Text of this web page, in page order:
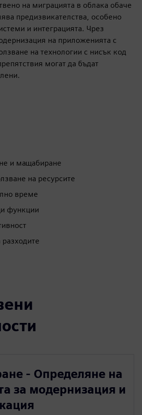
на миграцията в облака обаче
предизвикателства, особено
и интеграцията. Чрез
на приложенията с
на технологии с нисък код
могат да бъдат
и мащабиране
на ресурсите
време
функции
- Определяне на
за модернизация и